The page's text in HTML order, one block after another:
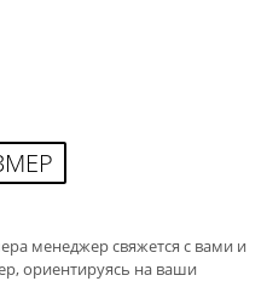
менеджер свяжется с вами и
ориентируясь на ваши